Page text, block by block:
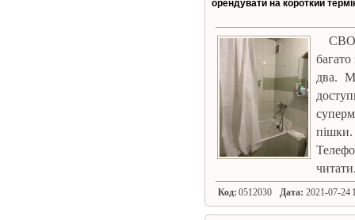
орендувати на короткий
два.
Код: 0512030 Дата: 2021-07-24